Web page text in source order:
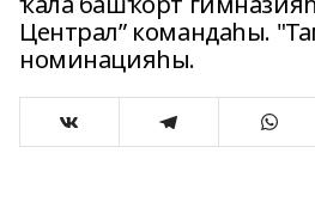
Централ” командаһы.
номинацияһы.